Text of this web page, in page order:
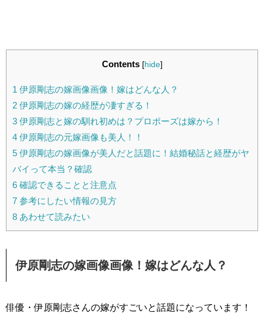
Contents [hide]
1 伊原剛志の嫁画像画像！嫁はどんな人？
2 伊原剛志の嫁の経歴が凄すぎる！
3 伊原剛志と嫁の馴れ初めは？プロポーズは嫁から！
4 伊原剛志の元嫁画像も美人！！
5 伊原剛志の嫁画像が美人だと話題に！結婚秘話と経歴がヤ
バイって本当？確認
6 確認できることと注意点
7 参考にしたい情報の見方
8 あわせて読みたい
伊原剛志の嫁画像画像！嫁はどんな人？
俳優・伊原剛志さんの嫁がすごいと話題になっています！